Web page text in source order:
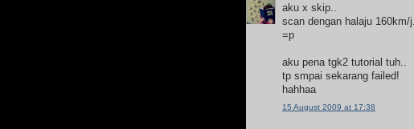
aku x skip..
scan dengan halaju 160km/j..
=p
aku pena tgk2 tutorial tuh..
tp smpai sekarang failed!
hahhaa
15 August 2009 at 17:38